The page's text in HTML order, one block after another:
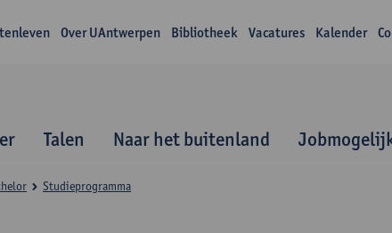
Over UAntwerpen Bibliotheek Vacatures Kalender
Talen Naar het buitenland
Studieprogramma